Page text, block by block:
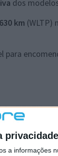
privacidade
a informações
dos
km (WLTP)
para
Autor:Ana Sofia